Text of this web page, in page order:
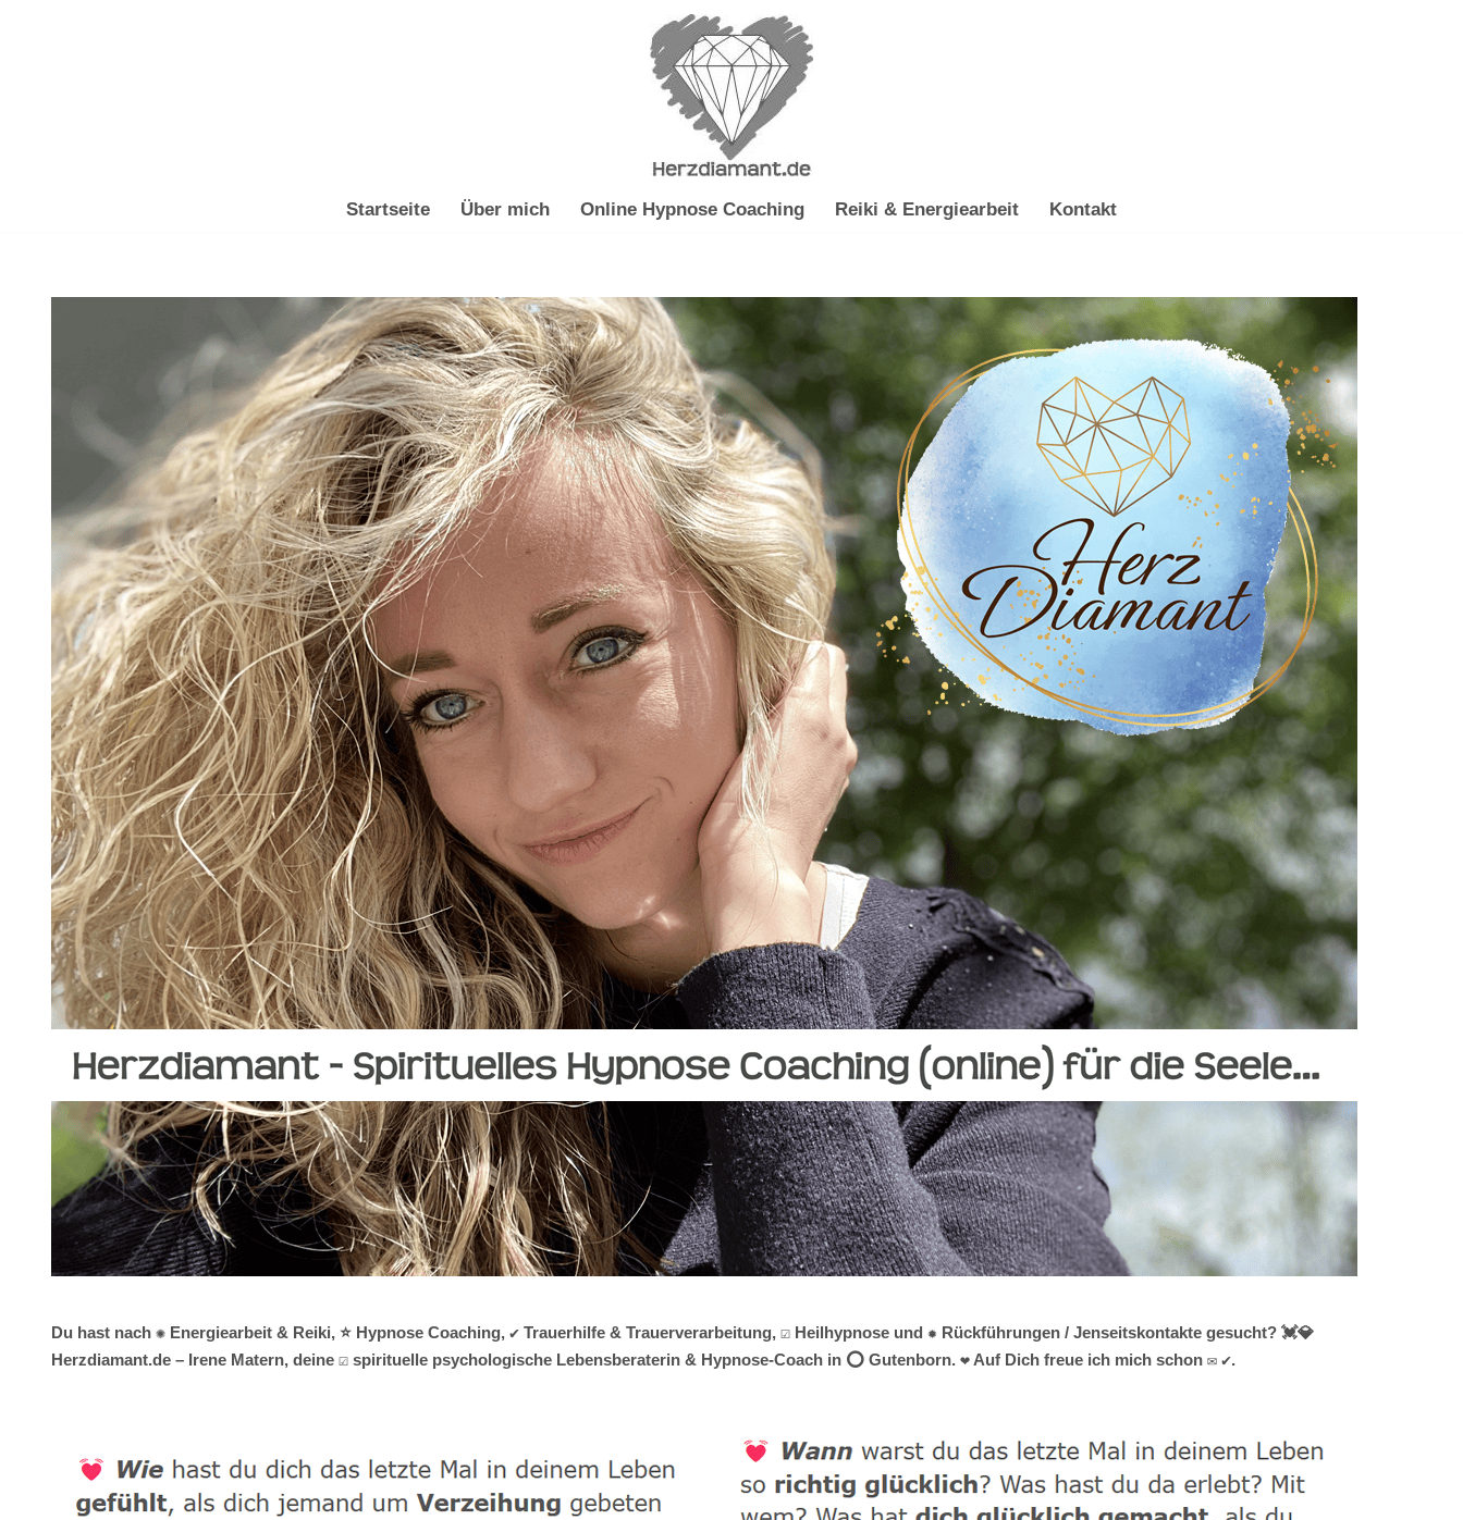
Startseite Über mich Online Hypnose Coaching Reiki & Energiearbeit Kontakt
Du hast nach ✺ Energiearbeit & Reiki, ⭐ Hypnose Coaching, ✔️ Trauerhilfe & Trauerverarbeitung, ☑️ Heilhypnose und ✹ Rückführungen / Jenseitskontakte gesucht? 💓️💎
Herzdiamant.de – Irene Matern, deine ☑️ spirituelle psychologische Lebensberaterin & Hypnose-Coach in ⭕ Gutenborn. ❤ Auf Dich freue ich mich schon ✉ ✔.